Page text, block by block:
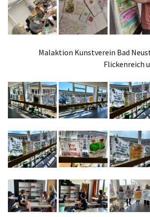
Malaktion Kunstverein Bad
Flickenreich